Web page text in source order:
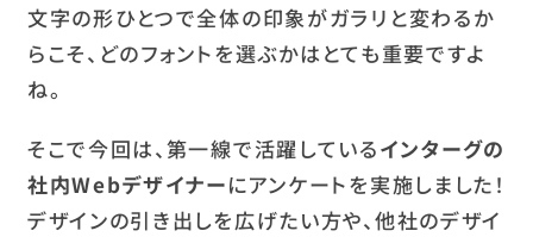
文字の形ひとつで全体の印象がガラリと変わるか
らこそ、どのフォントを選ぶかはとても重要ですよ
ね。
そこで今回は、第一線で活躍しているインターグの
社内Webデザイナーにアンケートを実施しました！
デザインの引き出しを広げたい方や、他社のデザイ